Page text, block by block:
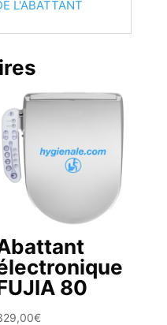
L'ABATTANT
80
€